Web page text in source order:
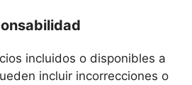
incluidos o disponibles a
incluir incorrecciones o